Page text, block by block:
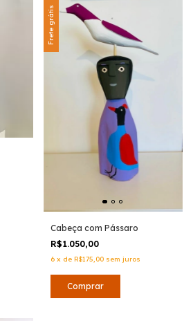
Frete grátis
Cabeça com Pássaro
R$1.050,00
6 x de R$175,00 sem juros